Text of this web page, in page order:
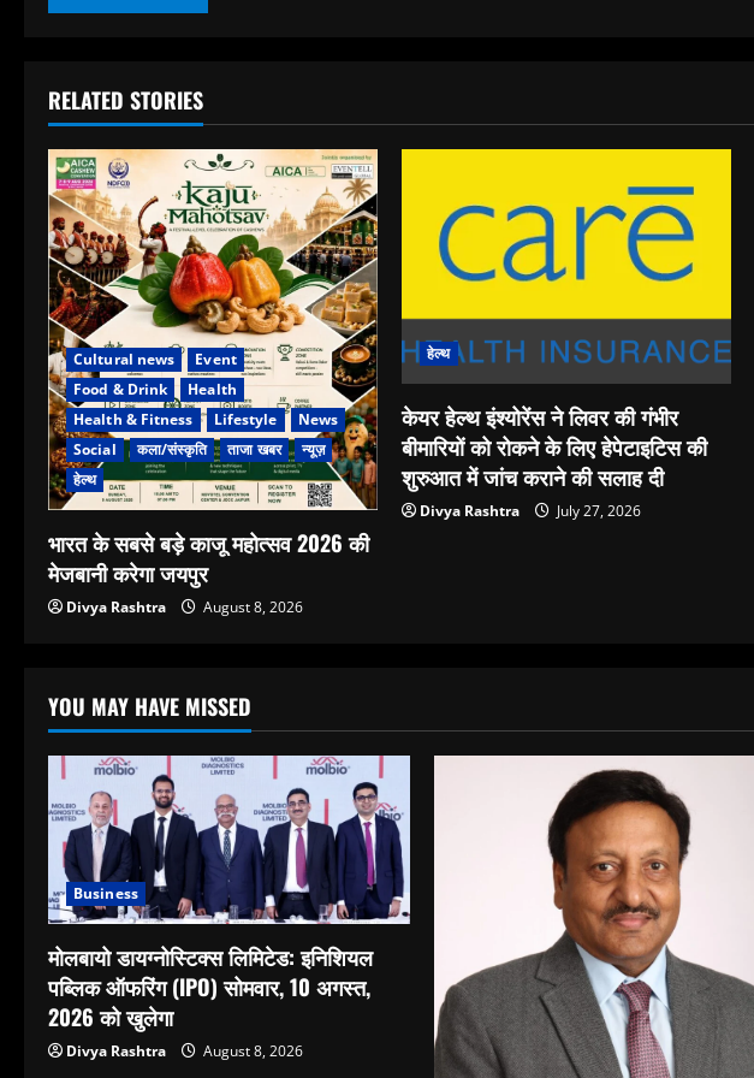
RELATED STORIES
Cultural news
Event
Food & Drink
Health
Health & Fitness
Lifestyle
News
Social
कला/संस्कृति ताजा खबर
न्यूज़
हेल्थ
भारत के सबसे बड़े काजू महोत्सव 2026 की
मेजबानी करेगा जयपुर
Divya Rashtra August 8, 2026
हेल्थ
केयर हेल्‍थ इंश्‍योरेंस ने लिवर की गंभीर
बीमारियों को रोकने के लिए हेपेटाइटिस की
शुरुआत में जांच कराने की सलाह दी
Divya Rashtra July 27, 2026
YOU MAY HAVE MISSED
Business
मोलबायो डायग्नोस्टिक्स लिमिटेड: इनिशियल
पब्लिक ऑफरिंग (IPO) सोमवार, 10 अगस्त,
2026 को खुलेगा
Divya Rashtra August 8, 2026